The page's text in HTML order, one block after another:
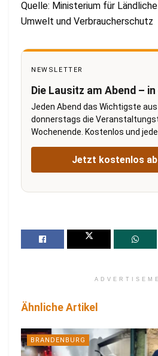
Quelle: Ministerium für
Umwelt und Verbraucherschutz
NEWSLETTER
Die Lausitz am Abend –
Jeden Abend das Wichtigste aus
donnerstags die
Wochenende. Kostenlos und
Jetzt kostenlos
Ähnliche Artikel
BRANDENBURG